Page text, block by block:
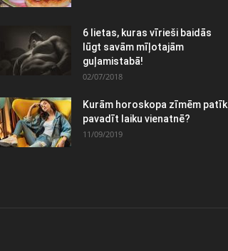
6 lietas, kuras vīrieši baidās
lūgt savām mīļotajām
guļamistabā!
02/07/2018
Kurām horoskopa zīmēm patīk
pavadīt laiku vienatnē?
11/09/2019